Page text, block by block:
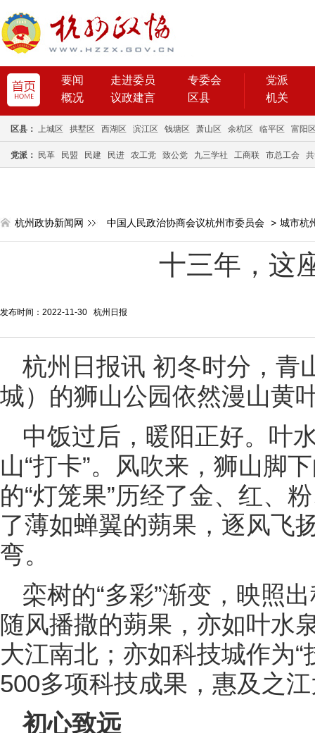
要闻 走进委员
专委会
概况
议政建言 区县
党派
机关
区县： 上城区 拱墅区 西湖区 滨江区 钱塘区 萧山区 余杭区 临平区 富阳
党派： 民革 民盟 民建 民进 农工党 致公党 九三学社 工商联 市总工会
杭州政协新闻网 中国人民政治协商会议杭州市委员会 > 城市杭
十三年，这
发布时间：2022-11-30 杭州日报
杭州日报讯 初冬时分，青
城）的狮山公园依然漫山黄
中饭过后，暖阳正好。叶
山“打卡”。风吹来，狮山脚
的“灯笼果”历经了金、红、
了薄如蝉翼的蒴果，逐风飞
弯。
栾树的“多彩”渐变，映照
随风播撒的蒴果，亦如叶水
大江南北；亦如科技城作为
500多项科技成果，惠及之
初心致远